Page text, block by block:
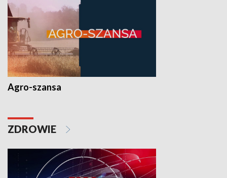
Agro-szansa
ZDROWIE